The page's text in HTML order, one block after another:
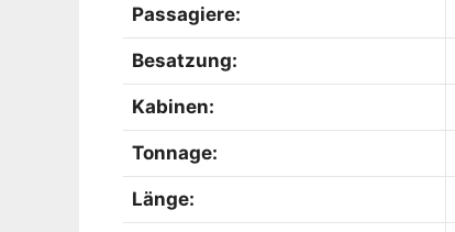
Passagiere:
Besatzung:
Kabinen:
Tonnage:
Länge: